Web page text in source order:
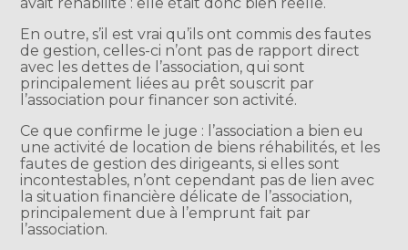
En outre, s’il est vrai qu’ils ont commis des fautes
de gestion, celles-ci n’ont pas de rapport direct
avec les dettes de l’association, qui sont
principalement liées au prêt souscrit par
l’association pour financer son activité.
Ce que confirme le juge : l’association a bien eu
une activité de location de biens réhabilités, et les
fautes de gestion des dirigeants, si elles sont
incontestables, n’ont cependant pas de lien avec
la situation financière délicate de l’association,
principalement due à l’emprunt fait par
l’association.